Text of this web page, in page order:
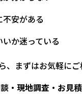
安がある
か迷っている
、まずはお気軽にご
・現地調査・お見